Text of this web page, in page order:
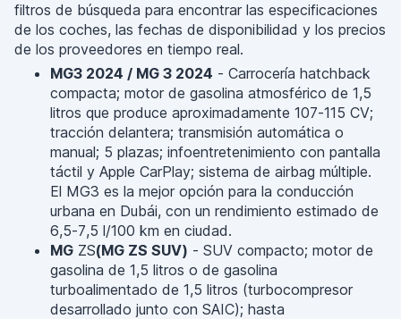
filtros de búsqueda para encontrar las especificaciones
de los coches, las fechas de disponibilidad y los precios
de los proveedores en tiempo real.
MG3 2024 / MG 3 2024 - Carrocería hatchback
compacta; motor de gasolina atmosférico de 1,5
litros que produce aproximadamente 107-115 CV;
tracción delantera; transmisión automática o
manual; 5 plazas; infoentretenimiento con pantalla
táctil y Apple CarPlay; sistema de airbag múltiple.
El MG3 es la mejor opción para la conducción
urbana en Dubái, con un rendimiento estimado de
6,5-7,5 l/100 km en ciudad.
MG ZS(MG ZS SUV) - SUV compacto; motor de
gasolina de 1,5 litros o de gasolina
turboalimentado de 1,5 litros (turbocompresor
desarrollado junto con SAIC); hasta